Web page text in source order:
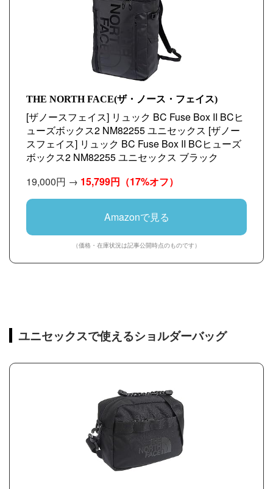
THE NORTH FACE(ザ・ノース・フェイス)
[ザノースフェイス] リュック BC Fuse Box II BCヒ
ューズボックス2 NM82255 ユニセックス [ザノー
スフェイス] リュック BC Fuse Box II BCヒューズ
ボックス2 NM82255 ユニセックス ブラック
19,000円 → 15,799円 （17%オフ）
Amazonで見る
（価格・在庫状況は記事公開時点のものです）
ユニセックスで使えるショルダーバッグ